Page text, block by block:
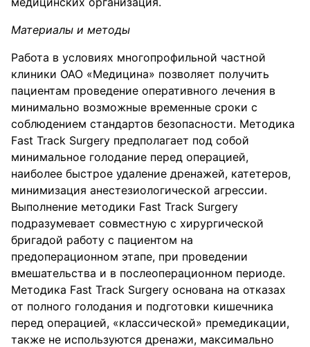
Материалы и методы
Работа в условиях многопрофильной частной
клиники ОАО «Медицина» позволяет получить
пациентам проведение оперативного лечения в
минимально возможные временные сроки с
соблюдением стандартов безопасности. Методика
Fast Track Surgery предполагает под собой
минимальное голодание перед операцией,
наиболее быстрое удаление дренажей, катетеров,
минимизация анестезиологической агрессии.
Выполнение методики Fast Track Surgery
подразумевает совместную с хирургической
бригадой работу с пациентом на
предоперационном этапе, при проведении
вмешательства и в послеоперационном периоде.
Методика Fast Track Surgery основана на отказах
от полного голодания и подготовки кишечника
перед операцией, «классической» премедикации,
также не используются дренажи, максимально